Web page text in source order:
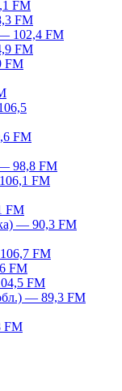
FM
FM
102,4 FM
FM
FM
FM
98,8 FM
FM
FM
— 90,3 FM
FM
FM
FM
— 89,3 FM
FM